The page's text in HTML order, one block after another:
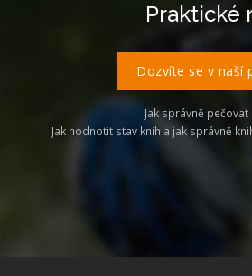
Praktické
Dozvíte se v naší
Jak správně pečovat
Jak hodnotit stav knih a jak správně